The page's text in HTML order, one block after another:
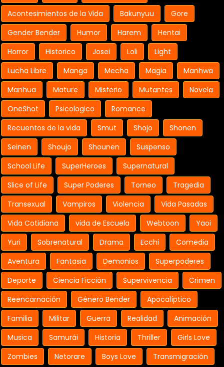
Acontesimientos de la Vida
Bakunyuu
Gore
Gender Bender
Humor Harem
Hentai
Horror
Historico Josei Loli
Light
Lucha Libre
Manga Mecha Magia
Manhwa
Manhua
Mature Misterio Mutantes
Novela
OneShot
Psicologico
Romance
Recuentos de la vida
Smut Shojo
Shonen
Seinen
Shoujo Shounen
Suspenso
School Life
SuperHeroes
Supernatural
Slice of Life
Super Poderes Torneo
Tragedia
Transexual
Vampiros Violencia
Vida Pasadas
Vida Cotidiana
vida de Escuela Webtoon
Yaoi
Yuri
Sobrenatural Drama Ecchi
Comedia
Aventura
Fantasia Demonios
Superpoderes
Deporte
Ciencia Ficción Supervivencia
Crimen
Reencarnación
Género Bender
Apocalíptico
Familia
Militar Guerra Realidad
Animación
Musica
Samurái Historia Thriller
Girls Love
Zombies
Netorare Boys Love Transmigración